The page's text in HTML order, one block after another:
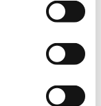
ny
få Anders